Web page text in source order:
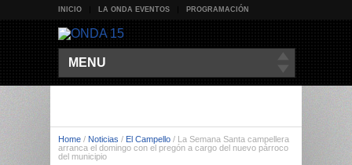
INICIO LA ONDA EVENTOS PROGRAMACIÓN
MENU
Home / Noticias / El Campello / La Semana Santa campellera
arranca el domingo con el pregón a cargo del nuevo párroco
del municipio